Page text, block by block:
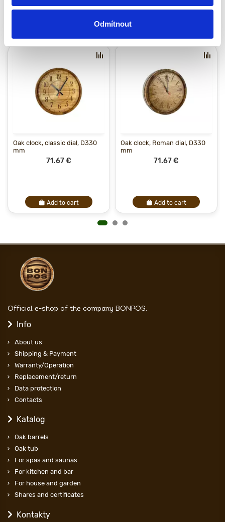
Odmítnout
Oak clock, classic dial, D330
mm
71.67 €
Add to cart
Oak clock, Roman dial, D330
mm
71.67 €
Add to cart
Official e-shop of the company BONPOS.
Info
About us
Shipping & Payment
Warranty/Operation
Replacement/return
Data protection
Contacts
Katalog
Oak barrels
Oak tub
For spas and saunas
For kitchen and bar
For house and garden
Shares and certificates
Kontakty